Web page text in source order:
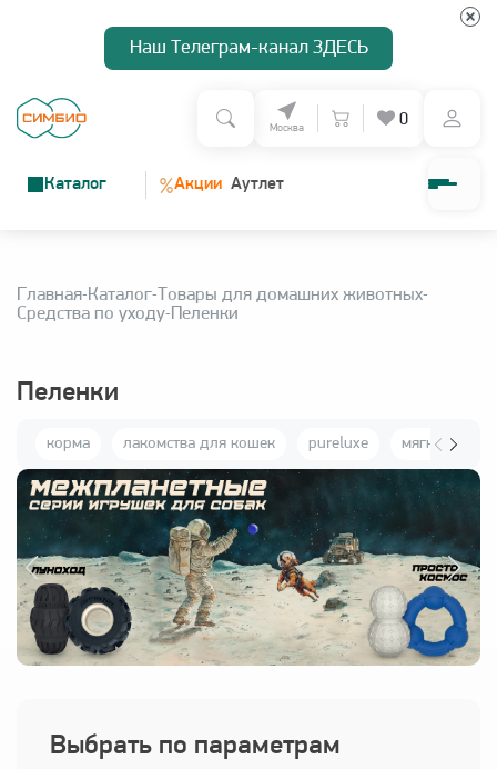
Наш Телеграм-канал ЗДЕСЬ
Москва 0
Каталог %Акции Аутлет
Программа лояльности
Зарегистрироваться
Войти
Главная Каталог
Товары для домашних животных
Средства по уходу
Пеленки
Пеленки
корма лакомства для кошек pureluxe мягкие
Выбрать по параметрам